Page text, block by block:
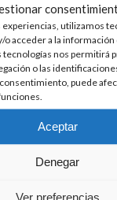
utilizamos
o acceder a la
nos permitirá
o las
puede
Aceptar
Denegar
Ver preferencias
integrada
plug-in.
cruzada entre